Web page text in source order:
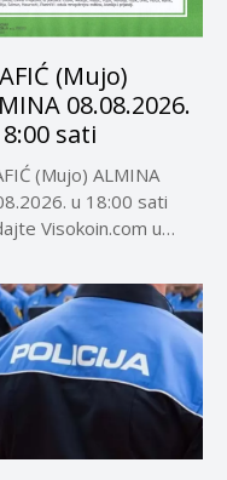
(Mujo)
08.08.2026.
sati
(Mujo) ALMINA
u 18:00 sati
Visokoin.com u